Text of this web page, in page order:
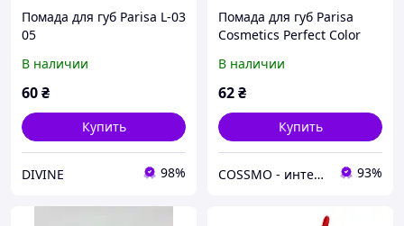
Помада для губ Parisa L-03
05
В наличии
60₴
Купить
DIVINE 98%
Помада для губ Parisa
Cosmetics Perfect Color
В наличии
62₴
Купить
COSSMO - интернет-магазин парфюмерии и косметики 93%